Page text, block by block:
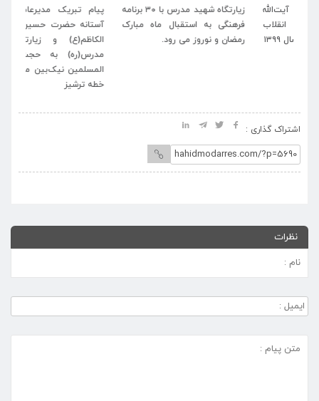
زیارتگاه شهید مدرس با ۳۰ برنامه
فرهنگی به استقبال ماه مبارک
رمضان و نوروز می رود.
پیام تبریک مدیرعامل موسسه
آستانه حضرت حسین بن موسی
الکاظم(ع) و زیارتگاه شهید
مدرس(ره) به حجت‌الاسلام و
المسلمین نیک‌بین منتخب مردم
اشتراک گذاری :
نظرات